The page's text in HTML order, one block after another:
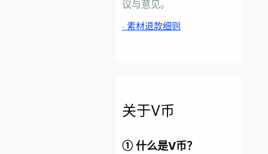
议与意见。
· 素材退款细则
关于V币
①什么是V币？